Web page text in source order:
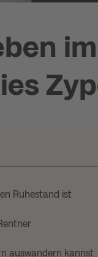
im
Ruhestand ist
auswandern kannst